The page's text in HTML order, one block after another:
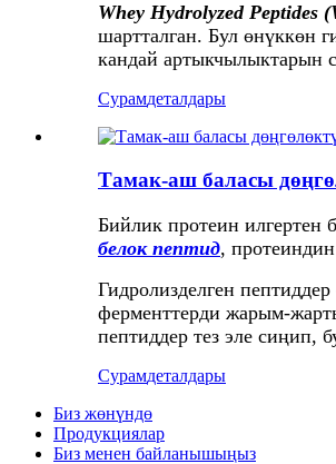
Whey Hydrolyzed Peptides
шартталган. Бул өнүккөн
кандай артыкчылыктарын
Сурамдеталдары
Тамак-аш баласы
Бийлик протеин илгертен
белок пептид,
Гидролизделген
ферменттерди жарым-
пептиддер тез эле сиңип,
Сурамдеталдары
Биз жөнүндө
Продукциялар
Биз менен байланышыңыз